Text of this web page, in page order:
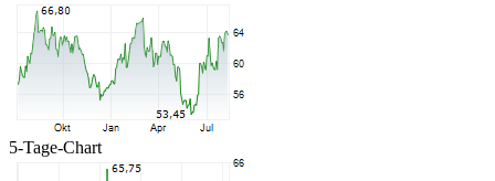
5-Tage-Chart